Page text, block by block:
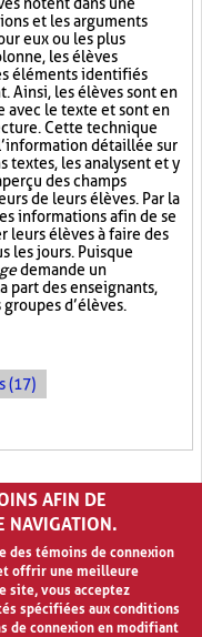
et les arguments
eux ou les plus
les élèves
éléments identifiés
Ainsi, les élèves sont en
avec le texte et sont en
Cette technique
détaillée sur
textes, les analysent et y
des champs
de leurs élèves. Par la
informations afin de se
leurs élèves à faire des
les jours. Puisque
demande un
part des enseignants,
d’élèves.
(17)
AFIN DE
NAVIGATION.
des témoins de connexion
offrir une meilleure
site, vous acceptez
spécifiées aux conditions
de connexion en modifiant